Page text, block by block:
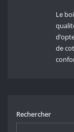
Le
de
Rechercher